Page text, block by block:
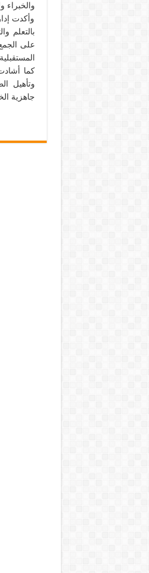
والخبراء
وأكدت
بالتعلم
على
كما
وتأهيل
جاهزية